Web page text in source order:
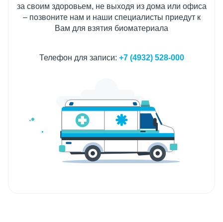
за своим здоровьем, не выходя из дома или офиса
– позвоните нам и наши специалисты приедут к
Вам для взятия биоматериала
Телефон для записи: +7 (4932) 528-000